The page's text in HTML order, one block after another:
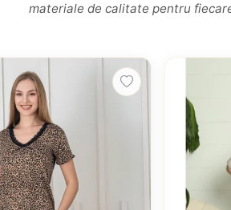
materiale de calitate pentru